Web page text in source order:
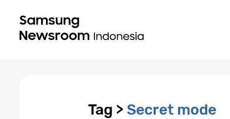
Tag > Secret mode